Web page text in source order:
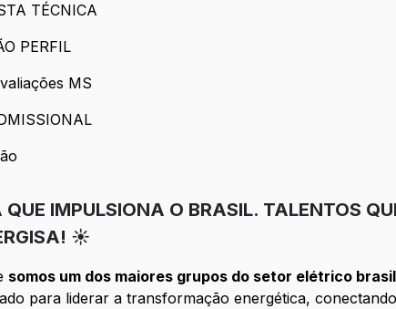
TÉCNICA
TÉCNICA
PERFIL
PERFIL
Avaliações MS
MS
ADMISSIONAL
IMPULSIONA O BRASIL. TALENTOS
☀️
somos um dos maiores grupos do setor elétrico
para liderar a transformação energética,